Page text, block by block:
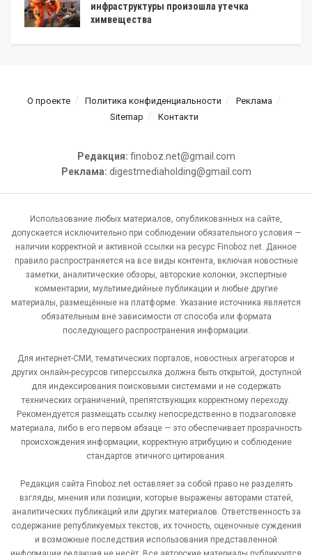
инфраструктуры произошла утечка
химвещества
О проекте Политика конфиденциальности
Реклама
Sitemap
Контакти
Редакция: finoboz.net@gmail.com
Реклама: digestmediaholding@gmail.com
Использование любых материалов, опубликованных на сайте,
допускается исключительно при соблюдении обязательного условия —
наличии корректной и активной ссылки на ресурс Finoboz.net. Данное
правило распространяется на все виды контента, включая новостные
заметки, аналитические обзоры, авторские колонки, экспертные
комментарии, мультимедийные публикации и любые другие
материалы, размещённые на платформе. Указание источника является
обязательным вне зависимости от способа или формата
последующего распространения информации.
Для интернет-СМИ, тематических порталов, новостных агрегаторов и
других онлайн-ресурсов гиперссылка должна быть открытой, доступной
для индексирования поисковыми системами и не содержать
технических ограничений, препятствующих корректному переходу.
Рекомендуется размещать ссылку непосредственно в подзаголовке
материала, либо в его первом абзаце — это обеспечивает прозрачность
происхождения информации, корректную атрибуцию и соблюдение
стандартов этичного цитирования.
Редакция сайта Finoboz.net оставляет за собой право не разделять
взгляды, мнения или позиции, которые выражены авторами статей,
аналитических публикаций или других материалов. Ответственность за
содержание републикуемых текстов, их точность, оценочные суждения
и возможные последствия использования представленной